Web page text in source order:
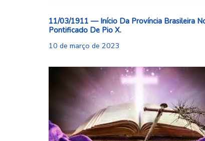
11/03/1911 — Início Da Província Brasileira
Pontificado De Pio X.
10 de março de 2023